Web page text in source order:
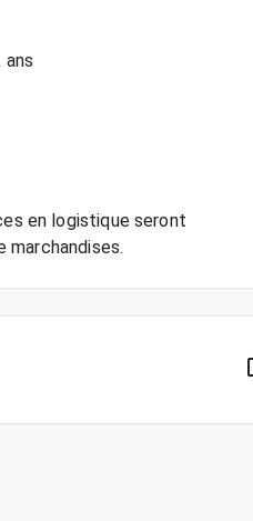
en logistique seront